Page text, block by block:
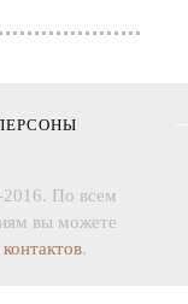
2016. По всем
вы можете
.